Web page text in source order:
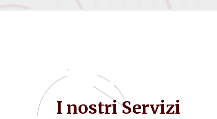
I nostri Servizi